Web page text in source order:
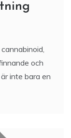
och
inte bara en